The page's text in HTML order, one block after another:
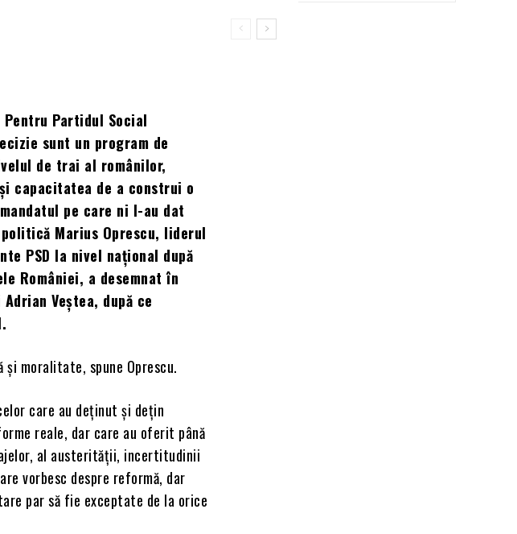
Pentru Partidul Social
sunt un program de
de trai al românilor,
capacitatea de a construi o
pe care ni l-au dat
Marius Oprescu, liderul
PSD la nivel național după
României, a desemnat în
Veștea, după ce
moralitate, spune Oprescu.
care au deținut și dețin
reale, dar care au oferit până
al austerității, incertitudinii
vorbesc despre reformă, dar
par să fie exceptate de la orice